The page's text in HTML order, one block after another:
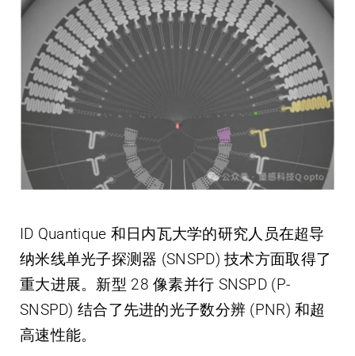
ID Quantique 和日内瓦大学的研究人员在超导
纳米线单光子探测器 (SNSPD) 技术方面取得了
重大进展。新型 28 像素并行 SNSPD (P-
SNSPD) 结合了先进的光子数分辨 (PNR) 和超
高速性能。